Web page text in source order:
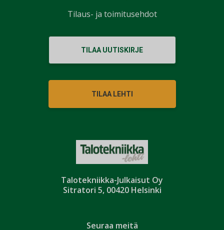
Talotekniikka-Julkaisut Oy
Sitratori 5, 00420 Helsinki
TILAA UUTISKIRJE
TILAA LEHTI
Seuraa meitä
Tilaus- ja toimitusehdot